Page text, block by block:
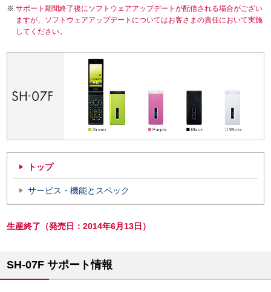
サポート期間終了後にソフトウェアアップデートが配信される場合がござい
ますが、ソフトウェアアップデートについてはお客さまの責任において実施
してください。
トップ
サービス・機能とスペック
生産終了（発売日：2014年6月13日）
SH-07F サポート情報